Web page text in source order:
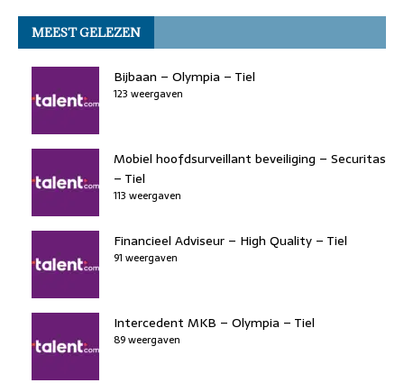
MEEST GELEZEN
Bijbaan – Olympia – Tiel
123 weergaven
Mobiel hoofdsurveillant beveiliging – Securitas
– Tiel
113 weergaven
Financieel Adviseur – High Quality – Tiel
91 weergaven
Intercedent MKB – Olympia – Tiel
89 weergaven